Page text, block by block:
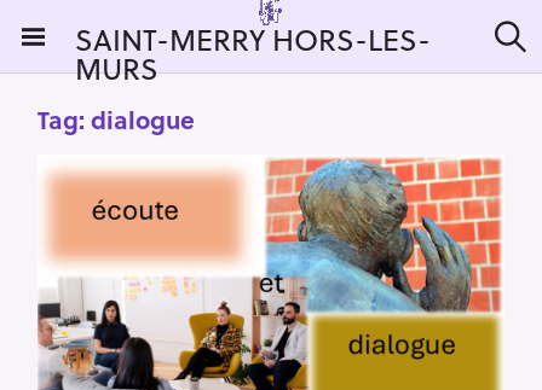
i
SAINT-MERRY HORS-LES-
MURS e
Tag: dialogue